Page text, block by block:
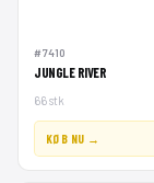
#7410
JUNGLE RIVER
66 stk
KØB NU →